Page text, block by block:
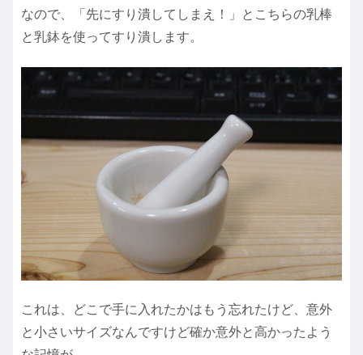
なので、「先にすり潰してしまえ！」とこちらの乳棒
と乳鉢を使ってすり潰します。
これは、どこで手に入れたかはもう忘れたけど、意外
と小さいサイズなんですけど確か意外と高かったよう